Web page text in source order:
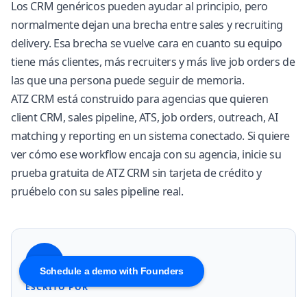
Schedule a demo with Founders
Los CRM genéricos pueden ayudar al principio, pero
normalmente dejan una brecha entre sales y recruiting
delivery. Esa brecha se vuelve cara en cuanto su equipo
tiene más clientes, más recruiters y más live job orders de
las que una persona puede seguir de memoria.
ATZ CRM está construido para agencias que quieren
client CRM, sales pipeline, ATS, job orders, outreach, AI
matching y reporting en un sistema conectado. Si quiere
ver cómo ese workflow encaja con su agencia, inicie su
prueba gratuita de ATZ CRM sin tarjeta de crédito y
pruébelo con su sales pipeline real.
ESCRITO POR